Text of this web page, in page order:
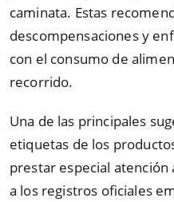
caminata. Estas
descompensaciones y
con el consumo de
recorrido.
Una de las principales
etiquetas de los
prestar especial
a los registros oficiales